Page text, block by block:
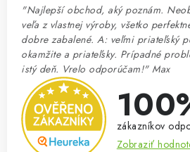
"Najlepší obchod, aký poznám.
veľa z vlastnej výroby, všetko
dobre zabalené. A: veľmi priateľský
okamžite a priateľsky. Prípadné
istý deň. Vrelo odporúčam!" Max
zákazníkov
Zobraziť